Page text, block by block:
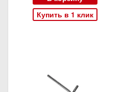
Купить в 1 клик